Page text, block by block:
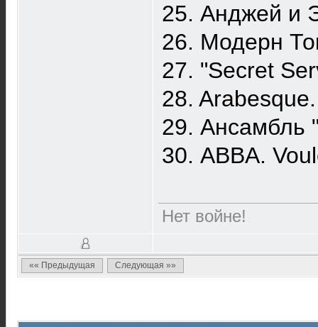
25. Анджей и
26. Модерн
27. "Secret
28.
29. Ансамбль
30. ABBA.
Нет войне!
«« Предыдущая Следующая »»